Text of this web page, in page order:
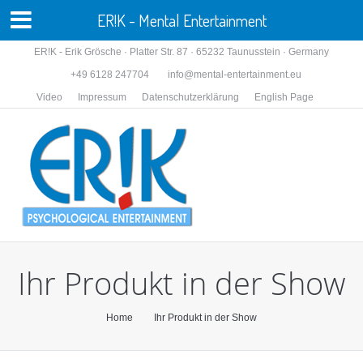
ER!K - Erik Grösche · Platter Str. 87 · 65232 Taunusstein · Germany
+49 6128 247704
info@mental-entertainment.eu
Video
Impressum Datenschutzerklärung English Page
Ihr Produkt in der Show
Home Ihr Produkt in der Show
ER!K - Mental Entertainment